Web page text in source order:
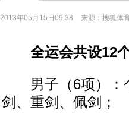
2013年05月15日09:38 来源： 搜狐体
全运会共设12
男子（6项）：个
剑、重剑、佩剑；